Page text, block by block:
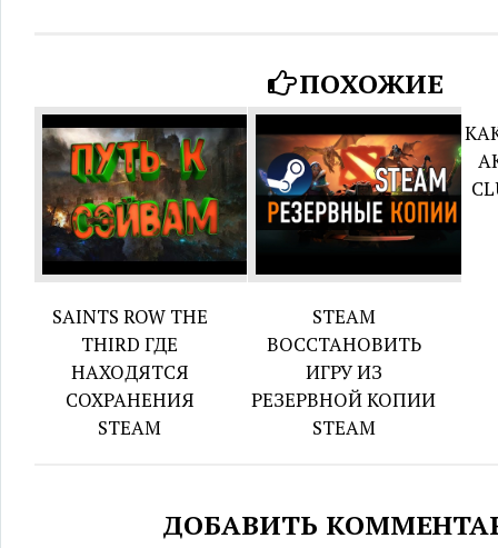
ПОХОЖИЕ
SAINTS ROW THE
THIRD ГДЕ
НАХОДЯТСЯ
СОХРАНЕНИЯ
STEAM
STEAM
ВОССТАНОВИТЬ
ИГРУ ИЗ
РЕЗЕРВНОЙ КОПИИ
STEAM
ДОБАВИТЬ